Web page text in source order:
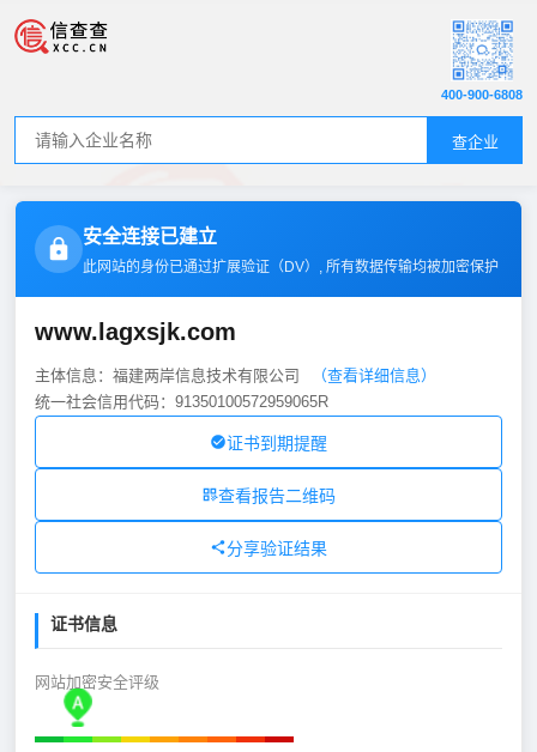
查企业
400-900-6808
安全连接已建立
此网站的身份已通过扩展验证（DV）, 所有数据传输均被加密保护
www.lagxsjk.com
主体信息：福建两岸信息技术有限公司
（查看详细信息）
统一社会信用代码：91350100572959065R
证书到期提醒
查看报告二维码
分享验证结果
证书信息
网站加密安全评级